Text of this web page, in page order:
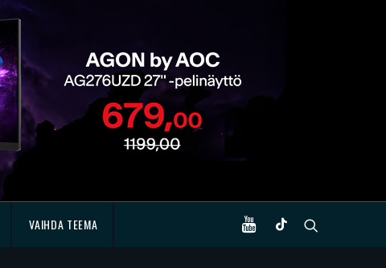
VAIHDA TEEMA